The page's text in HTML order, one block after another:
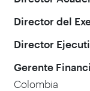
Director del
Director
Gerente
Colombia